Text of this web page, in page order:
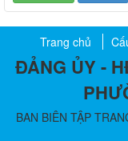
Trang chủ
ĐẢNG ỦY -
BAN BIÊN TẬP